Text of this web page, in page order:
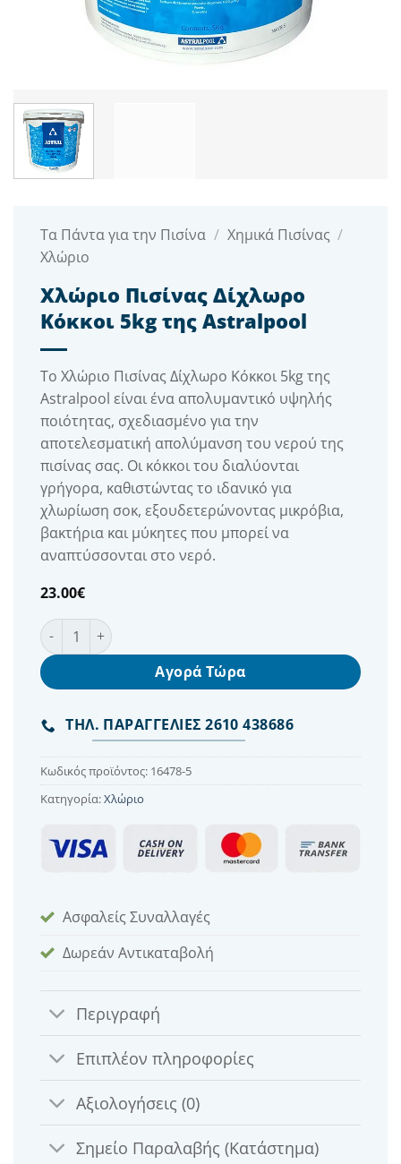
Τα Πάντα για την Πισίνα / Χημικά Πισίνας /
Χλώριο
Χλώριο Πισίνας Δίχλωρο
Κόκκοι 5kg της Astralpool
Το Χλώριο Πισίνας Δίχλωρο Κόκκοι 5kg της
Astralpool είναι ένα απολυμαντικό υψηλής
ποιότητας, σχεδιασμένο για την
αποτελεσματική απολύμανση του νερού της
πισίνας σας. Οι κόκκοι του διαλύονται
γρήγορα, καθιστώντας το ιδανικό για
χλωρίωση σοκ, εξουδετερώνοντας μικρόβια,
βακτήρια και μύκητες που μπορεί να
αναπτύσσονται στο νερό.
23.00€
Χλώριο Πισίνας Δίχλωρο Κόκκοι 5kg της Astralpool
Αγορά Τώρα
ΤΗΛ. ΠΑΡΑΓΓΕΛΙΕΣ 2610 438686
Κωδικός προϊόντος: 16478-5
Κατηγορία:Χλώριο
Ασφαλείς Συναλλαγές
Δωρεάν Αντικαταβολή
Περιγραφή
Επιπλέον πληροφορίες
Αξιολογήσεις (0)
Σημείο Παραλαβής (Κατάστημα)